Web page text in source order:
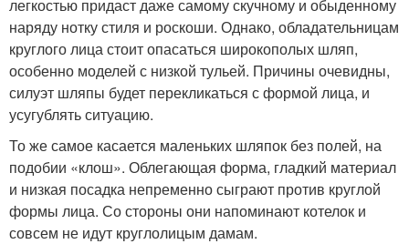
легкостью придаст даже самому скучному и обыденному
наряду нотку стиля и роскоши. Однако, обладательницам
круглого лица стоит опасаться широкополых шляп,
особенно моделей с низкой тульей. Причины очевидны,
силуэт шляпы будет перекликаться с формой лица, и
усугублять ситуацию.
То же самое касается маленьких шляпок без полей, на
подобии «клош». Облегающая форма, гладкий материал
и низкая посадка непременно сыграют против круглой
формы лица. Со стороны они напоминают котелок и
совсем не идут круглолицым дамам.